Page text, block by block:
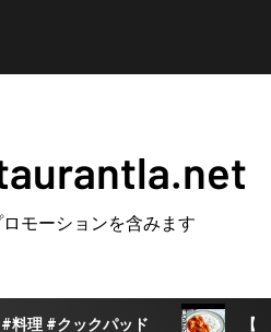
モーションを含みます
クパッド 【旨みたっぷ